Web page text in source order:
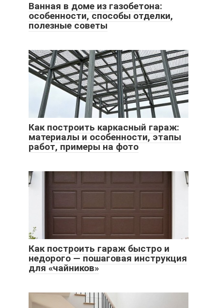
Ванная в доме из газобетона:
особенности, способы отделки,
полезные советы
Как построить каркасный гараж:
материалы и особенности, этапы
работ, примеры на фото
Как построить гараж быстро и
недорого — пошаговая инструкция
для «чайников»